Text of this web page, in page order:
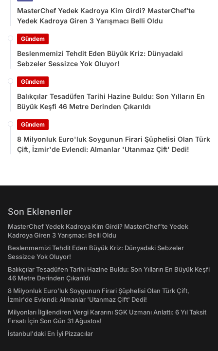
MasterChef Yedek Kadroya Kim Girdi? MasterChef’te
Yedek Kadroya Giren 3 Yarışmacı Belli Oldu
Gündem
Beslenmemizi Tehdit Eden Büyük Kriz: Dünyadaki
Sebzeler Sessizce Yok Oluyor!
Gündem
Balıkçılar Tesadüfen Tarihi Hazine Buldu: Son Yılların En
Büyük Keşfi 46 Metre Derinden Çıkarıldı
Gündem
8 Milyonluk Euro'luk Soygunun Firari Şüphelisi Olan Türk
Çift, İzmir'de Evlendi: Almanlar 'Utanmaz Çift' Dedi!
Son Eklenenler
MasterChef Yedek Kadroya Kim Girdi? MasterChef’te Yedek
Kadroya Giren 3 Yarışmacı Belli Oldu
Beslenmemizi Tehdit Eden Büyük Kriz: Dünyadaki Sebzeler
Sessizce Yok Oluyor!
Balıkçılar Tesadüfen Tarihi Hazine Buldu: Son Yılların En Büyük Keşfi
46 Metre Derinden Çıkarıldı
8 Milyonluk Euro'luk Soygunun Firari Şüphelisi Olan Türk Çift,
İzmir'de Evlendi: Almanlar 'Utanmaz Çift' Dedi!
Milyonları İlgilendiren Vergi Kararını SGK Uzmanı Anlattı: 6 Yıl Taksit
Fırsatı İçin Son Gün 31 Ağustos!
İstanbul'daki En İyi Pizzacılar